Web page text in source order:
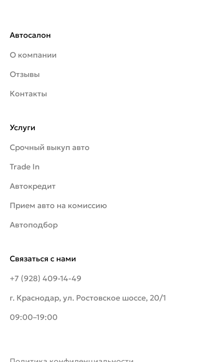
Автосалон
О компании
Отзывы
Контакты
Связаться с нами
+7 (928) 409-14-49
г. Краснодар, ул. Ростовское шоссе, 20/1
09:00–19:00
Услуги
Срочный выкуп авто
Trade In
Автокредит
Прием авто на комиссию
Автоподбор